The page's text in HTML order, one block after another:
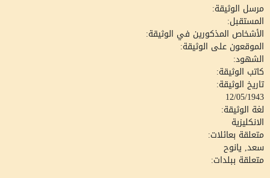
مرسل الوثيقة:
المستقبل:
الأشخاص المذكورين في الوثيقة:
الموقعون على الوثيقة:
الشهود:
كاتب الوثيقة:
تاريخ الوثيقة:
12/05/1943
لغة الوثيقة:
الانكليزية
متعلقة بعائلات:
سعد, يانوح
متعلقة ببلدات: